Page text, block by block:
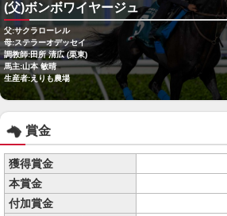
(父)ボンボワイヤージュ
父:サクラローレル
母:ステラーオデッセイ
調教師:田所 清広 (栗東)
馬主:山本 敏晴
生産者:えりも農場
賞金
獲得賞金
本賞金
付加賞金